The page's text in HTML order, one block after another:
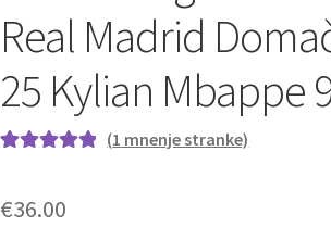
Real Madrid
25 Kylian Mbappe
podlagi ocene
(1 mnenje stranke)
€36.00